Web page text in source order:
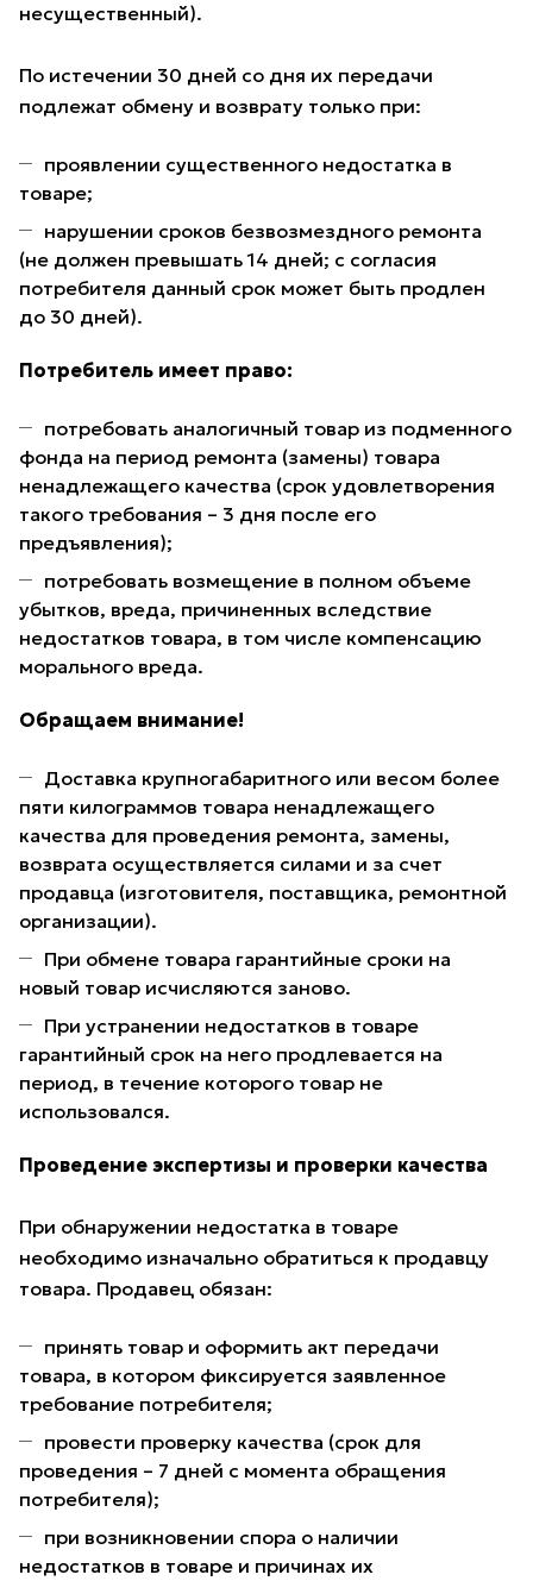
несущественный).
По истечении 30 дней со дня их передачи
подлежат обмену и возврату только при:
проявлении существенного недостатка в
товаре;
нарушении сроков безвозмездного ремонта
(не должен превышать 14 дней; с согласия
потребителя данный срок может быть продлен
до 30 дней).
Потребитель имеет право:
потребовать аналогичный товар из подменного
фонда на период ремонта (замены) товара
ненадлежащего качества (срок удовлетворения
такого требования – 3 дня после его
предъявления);
потребовать возмещение в полном объеме
убытков, вреда, причиненных вследствие
недостатков товара, в том числе компенсацию
морального вреда.
Обращаем внимание!
Доставка крупногабаритного или весом более
пяти килограммов товара ненадлежащего
качества для проведения ремонта, замены,
возврата осуществляется силами и за счет
продавца (изготовителя, поставщика, ремонтной
организации).
При обмене товара гарантийные сроки на
новый товар исчисляются заново.
При устранении недостатков в товаре
гарантийный срок на него продлевается на
период, в течение которого товар не
использовался.
Проведение экспертизы и проверки качества
При обнаружении недостатка в товаре
необходимо изначально обратиться к продавцу
товара. Продавец обязан:
принять товар и оформить акт передачи
товара, в котором фиксируется заявленное
требование потребителя;
провести проверку качества (срок для
проведения – 7 дней с момента обращения
потребителя);
при возникновении спора о наличии
недостатков в товаре и причинах их